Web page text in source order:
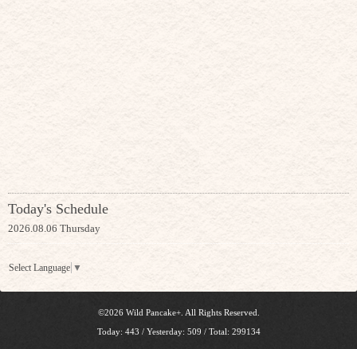
Today's Schedule
2026.08.06 Thursday
Select Language ▼
©2026 Wild Pancake+. All Rights Reserved.
Today: 443 / Yesterday: 509 / Total: 299134